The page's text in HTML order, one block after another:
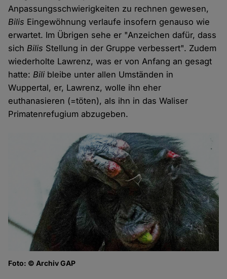
Anpassungsschwierigkeiten zu rechnen gewesen,
Bilis Eingewöhnung verlaufe insofern genauso wie
erwartet. Im Übrigen sehe er "Anzeichen dafür, dass
sichBilis Stellung in der Gruppe verbessert". Zudem
wiederholte Lawrenz, was er von Anfang an gesagt
hatte:Bili bleibe unter allen Umständen in
Wuppertal, er, Lawrenz, wolle ihn eher
euthanasieren (=töten), als ihn in das Waliser
Primatenrefugium abzugeben.
Foto: © Archiv GAP